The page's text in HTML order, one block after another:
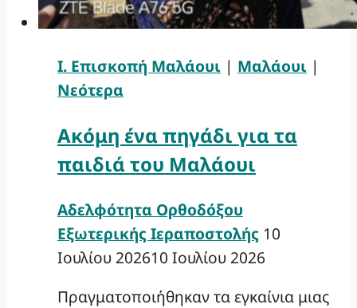
Ι. Επισκοπή Μαλάουι | Μαλάουι |
Νεότερα
Ακόμη ένα πηγάδι για τα
παιδιά του Μαλάουι
Αδελφότητα Ορθοδόξου
Εξωτερικής Ιεραποστολής 10
Ιουλίου 202610 Ιουλίου 2026
Πραγματοποιήθηκαν τα εγκαίνια μιας